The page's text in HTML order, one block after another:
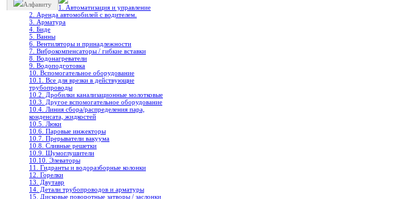
Алфавиту
1. Автоматизация и управление
2. Аренда автомобилей с водителем.
3. Арматура
4. Биде
5. Ванны
6. Вентиляторы и принадлежности
7. Виброкомпенсаторы / гибкие вставки
8. Водонагреватели
9. Водоподготовка
10. Вспомогательное оборудование
10.1. Все для врезки в действующие
трубопроводы
10.2. Дробилки канализационные молотковые
10.3. Другое вспомогательное оборудование
10.4. Линия сбора/распределения пара,
конденсата, жидкостей
10.5. Люки
10.6. Паровые инжекторы
10.7. Прерыватели вакуума
10.8. Сливные решетки
10.9. Шумоглушители
10.10. Элеваторы
11. Гидранты и водоразборные колонки
12. Горелки
13. Двутавр
14. Детали трубопроводов и арматуры
15. Дисковые поворотные затворы / заслонки